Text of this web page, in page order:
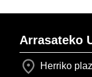
Arrasateko
Herriko